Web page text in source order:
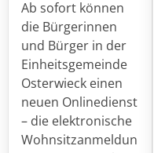
Ab sofort können
die Bürgerinnen
und Bürger in der
Einheitsgemeinde
Osterwieck einen
neuen Onlinedienst
– die elektronische
Wohnsitzanmeldun